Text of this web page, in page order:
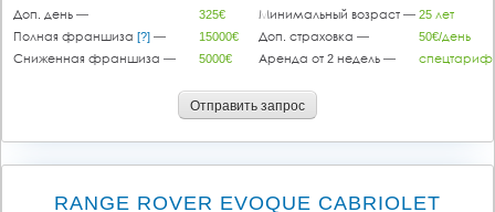
Доп. день —
Полная франшиза [?] —
Сниженная франшиза —
325€
15000€
5000€
Минимальный возраст —
Доп. страховка —
Аренда от 2 недель —
25 лет
50€/день
спецтариф
Отправить запрос
RANGE ROVER EVOQUE CABRIOLET